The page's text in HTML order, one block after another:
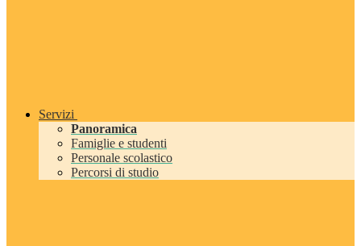
Servizi
Panoramica
Famiglie e studenti
Personale scolastico
Percorsi di studio